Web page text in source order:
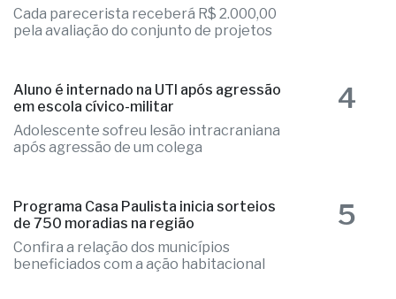
Cada parecerista receberá R$ 2.000,00
pela avaliação do conjunto de projetos
Aluno é internado na UTI após agressão
em escola cívico-militar
Adolescente sofreu lesão intracraniana
após agressão de um colega
4
Programa Casa Paulista inicia sorteios
de 750 moradias na região
Confira a relação dos municípios
beneficiados com a ação habitacional
5